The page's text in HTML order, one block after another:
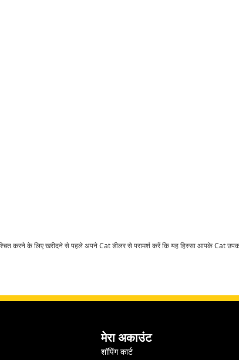
करने के लिए खरीदने से पहले अपने Cat डीलर से परामर्श करें कि यह हिस्सा आपके Cat
मेरा अकाउंट
शॉपिंग कार्ट